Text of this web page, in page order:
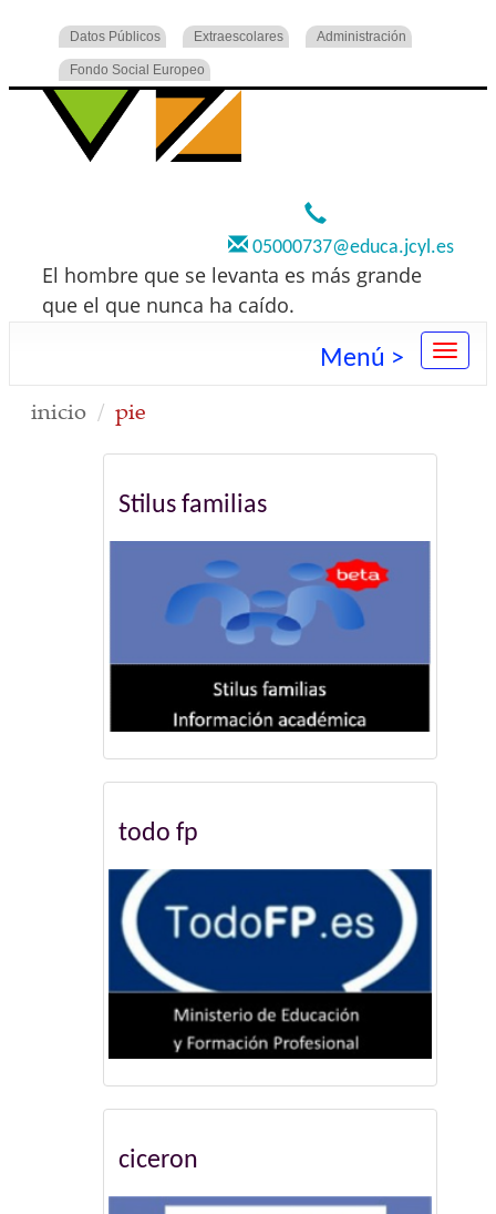
Datos Públicos Extraescolares Administración
Fondo Social Europeo
05000737@educa.jcyl.es
El hombre que se levanta es más grande
que el que nunca ha caído.
Menú >
inicio pie
Stilus familias
todo fp
ciceron